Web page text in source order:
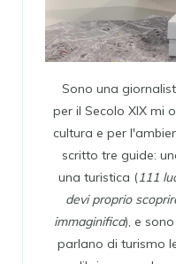
Sono una
per il Secolo XIX mi
cultura e per
scritto tre guide:
una turistica (111
devi proprio
immaginifica), e
parlano di turismo